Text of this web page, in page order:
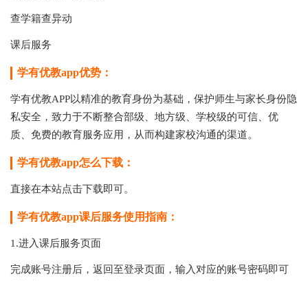
查学籍查异动
课后服务
学有优教app优势：
学有优教APP以精准的教育身份为基础，保护师生与家长身份隐
私安全，致力于不断整合部级、地方级、学校级的可信、优
质、免费的教育服务应用，从而构建家校沟通的渠道。
学有优教app怎么下载：
直接在本站点击下载即可。
学有优教app课后服务使用指南：
1.进入课后服务页面
完成账号注册后，返回至登录页面，输入对应的账号密码即可